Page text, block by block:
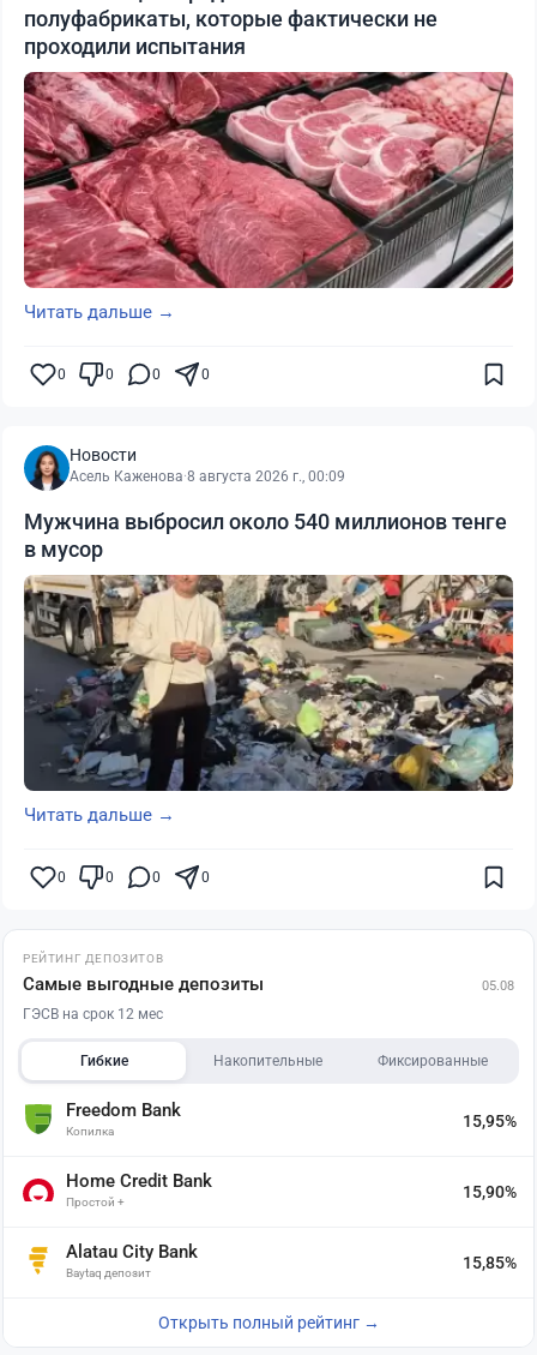
полуфабрикаты, которые фактически не
проходили испытания
Читать дальше →
0 0 0 0
Новости
Асель Каженова·8 августа 2026 г., 00:09
Мужчина выбросил около 540 миллионов тенге
в мусор
Читать дальше →
0 0 0 0
РЕЙТИНГ ДЕПОЗИТОВ
Самые выгодные депозиты 05.08
ГЭСВ на срок 12 мес
Гибкие Накопительные Фиксированные
Freedom Bank
Копилка
15,95%
Home Credit Bank
Простой +
15,90%
Alatau City Bank
Baytaq депозит
15,85%
Открыть полный рейтинг →